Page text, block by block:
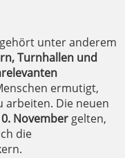
gehört unter anderem
Turnhallen und
ermutigt,
arbeiten. Die neuen
November gelten,
die